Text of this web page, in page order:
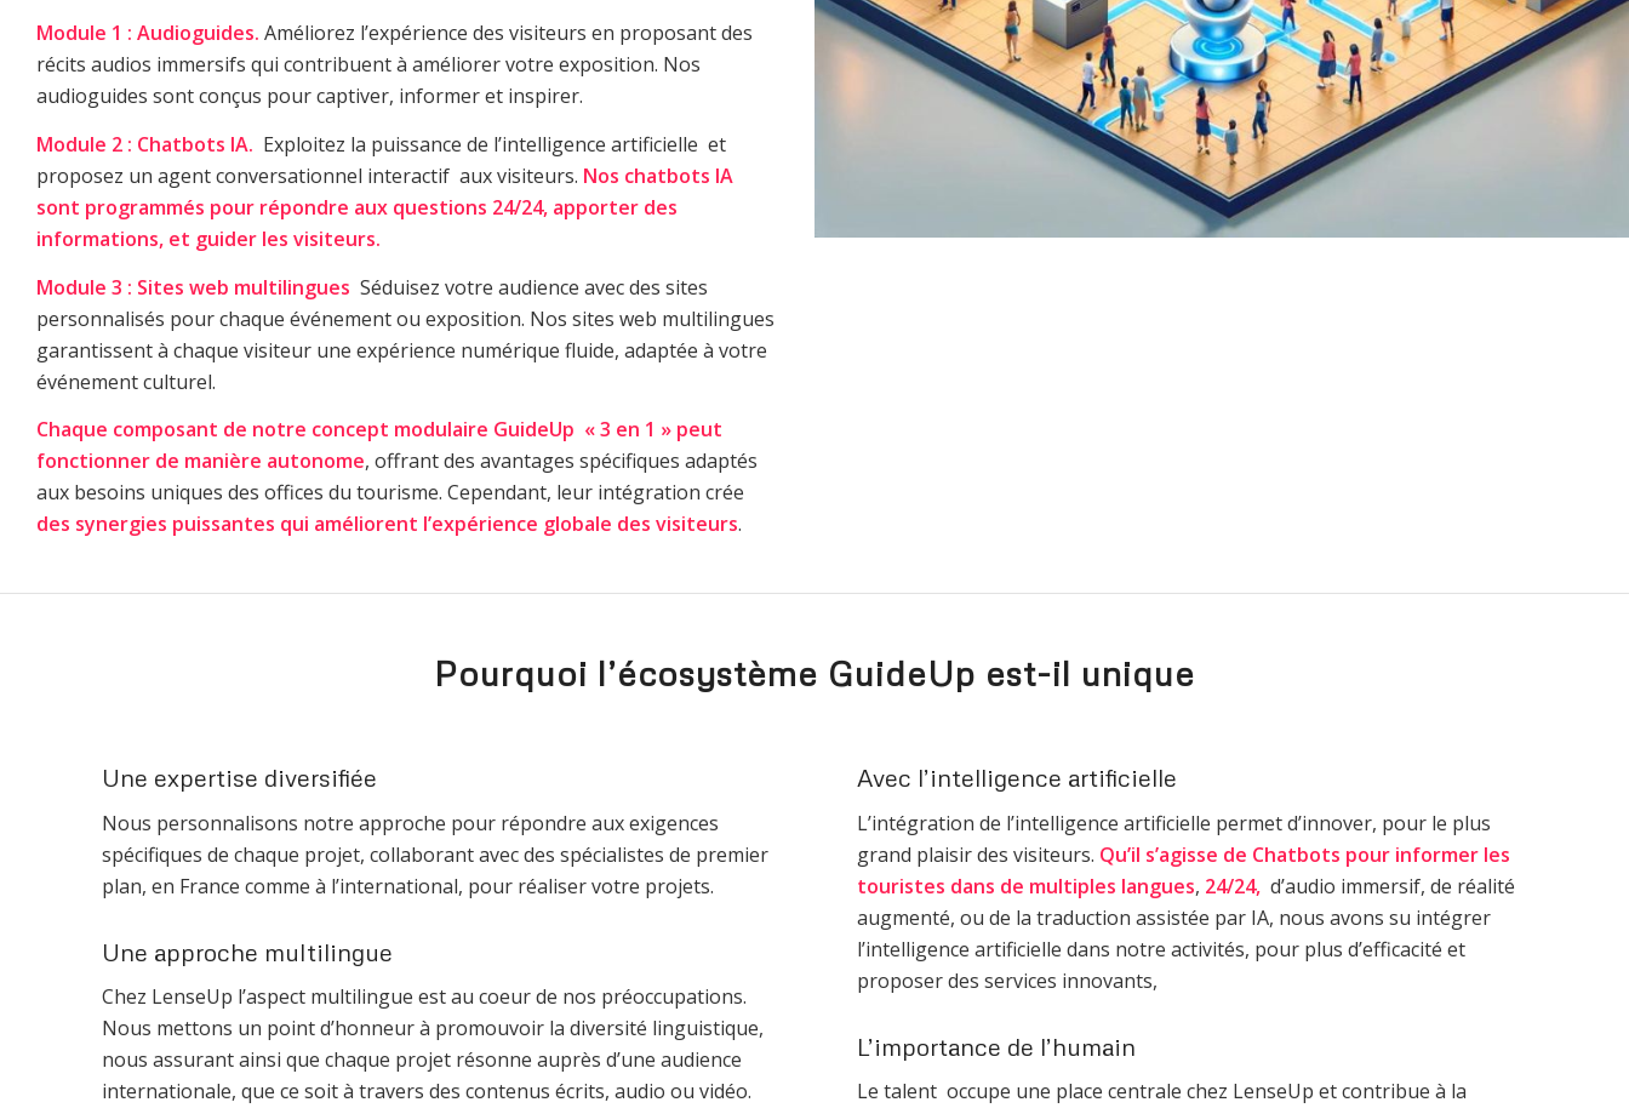
Module 1 : Audioguides. Améliorez l’expérience des visiteurs en proposant des
récits audios immersifs qui contribuent à améliorer votre exposition. Nos
audioguides sont conçus pour captiver, informer et inspirer.
Module 2 : Chatbots IA. Exploitez la puissance de l’intelligence artificielle et
proposez un agent conversationnel interactif aux visiteurs. Nos chatbots IA
sont programmés pour répondre aux questions 24/24, apporter des
informations, et guider les visiteurs.
Module 3 : Sites web multilingues Séduisez votre audience avec des sites
personnalisés pour chaque événement ou exposition. Nos sites web multilingues
garantissent à chaque visiteur une expérience numérique fluide, adaptée à votre
événement culturel.
Chaque composant de notre concept modulaire GuideUp « 3 en 1 » peut
fonctionner de manière autonome, offrant des avantages spécifiques adaptés
aux besoins uniques des offices du tourisme. Cependant, leur intégration crée
des synergies puissantes qui améliorent l’expérience globale des visiteurs.
Pourquoi l’écosystème GuideUp est-il unique
Une expertise diversifiée
Nous personnalisons notre approche pour répondre aux exigences
spécifiques de chaque projet, collaborant avec des spécialistes de premier
plan, en France comme à l’international, pour réaliser votre projets.
Une approche multilingue
Chez LenseUp l’aspect multilingue est au coeur de nos préoccupations.
Nous mettons un point d’honneur à promouvoir la diversité linguistique,
nous assurant ainsi que chaque projet résonne auprès d’une audience
internationale, que ce soit à travers des contenus écrits, audio ou vidéo.
Avec l’intelligence artificielle
L’intégration de l’intelligence artificielle permet d’innover, pour le plus
grand plaisir des visiteurs. Qu’il s’agisse de Chatbots pour informer les
touristes dans de multiples langues, 24/24, d’audio immersif, de réalité
augmenté, ou de la traduction assistée par IA, nous avons su intégrer
l’intelligence artificielle dans notre activités, pour plus d’efficacité et
proposer des services innovants,
L’importance de l’humain
Le talent occupe une place centrale chez LenseUp et contribue à la